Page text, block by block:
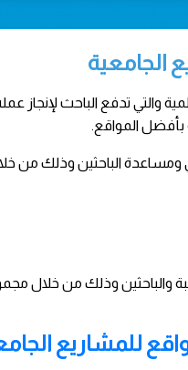
الجامعية
والتي تدفع الباحث
بأفضل المواقع.
الباحثين وذلك من
وذلك من خلال
للمشاريع